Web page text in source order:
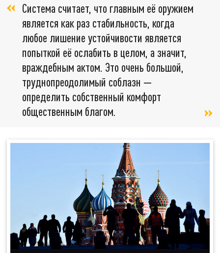
Система считает, что главным её оружием
является как раз стабильность, когда
любое лишение устойчивости является
попыткой её ослабить в целом, а значит,
враждебным актом. Это очень большой,
труднопреодолимый соблазн —
определить собственный комфорт
общественным благом.